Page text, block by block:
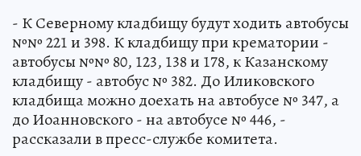
- К Северному кладбищу будут ходить автобусы
№№ 221 и 398. К кладбищу при крематории -
автобусы №№ 80, 123, 138 и 178, к Казанскому
кладбищу - автобус № 382. До Иликовского
кладбища можно доехать на автобусе № 347, а
до Иоанновского - на автобусе № 446, -
рассказали в пресс-службе комитета.